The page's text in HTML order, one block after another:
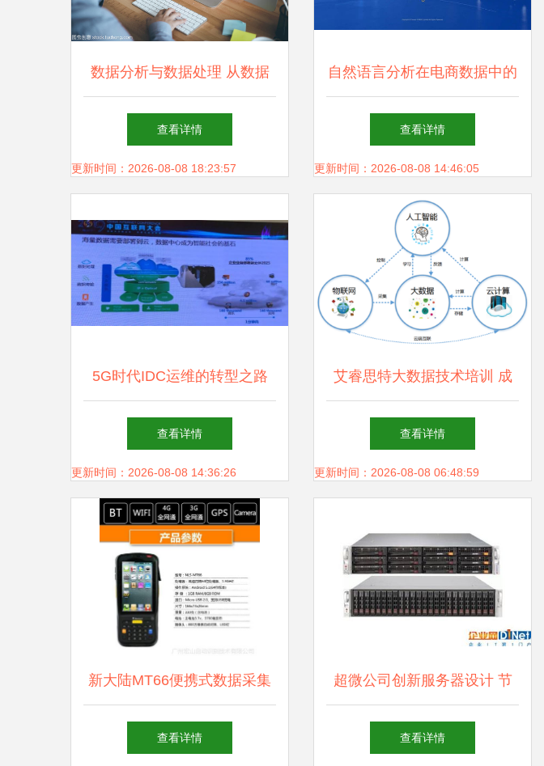
数据分析与数据处理 从数据
到洞察的旅程
查看详情
更新时间：2026-08-08 18:23:57
自然语言分析在电商数据中的
应用 以智能玩具乐器民族吹
奏乐器笙为例的产品属性要素
提取
查看详情
更新时间：2026-08-08 14:46:05
5G时代IDC运维的转型之路
存储支持服务的挑战与机遇
查看详情
更新时间：2026-08-08 14:36:26
艾睿思特大数据技术培训 成
就职场薪贵岗位“数据处理”职
业未来
查看详情
更新时间：2026-08-08 06:48:59
新大陆MT66便携式数据采集
器评测 安卓系统与全网通助
查看详情
超微公司创新服务器设计 节
省数据中心空间，存储支持服
查看详情